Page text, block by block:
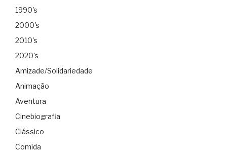
1990's
2000's
2010's
2020's
Amizade/Solidariedade
Animação
Aventura
Cinebiografia
Clássico
Comida